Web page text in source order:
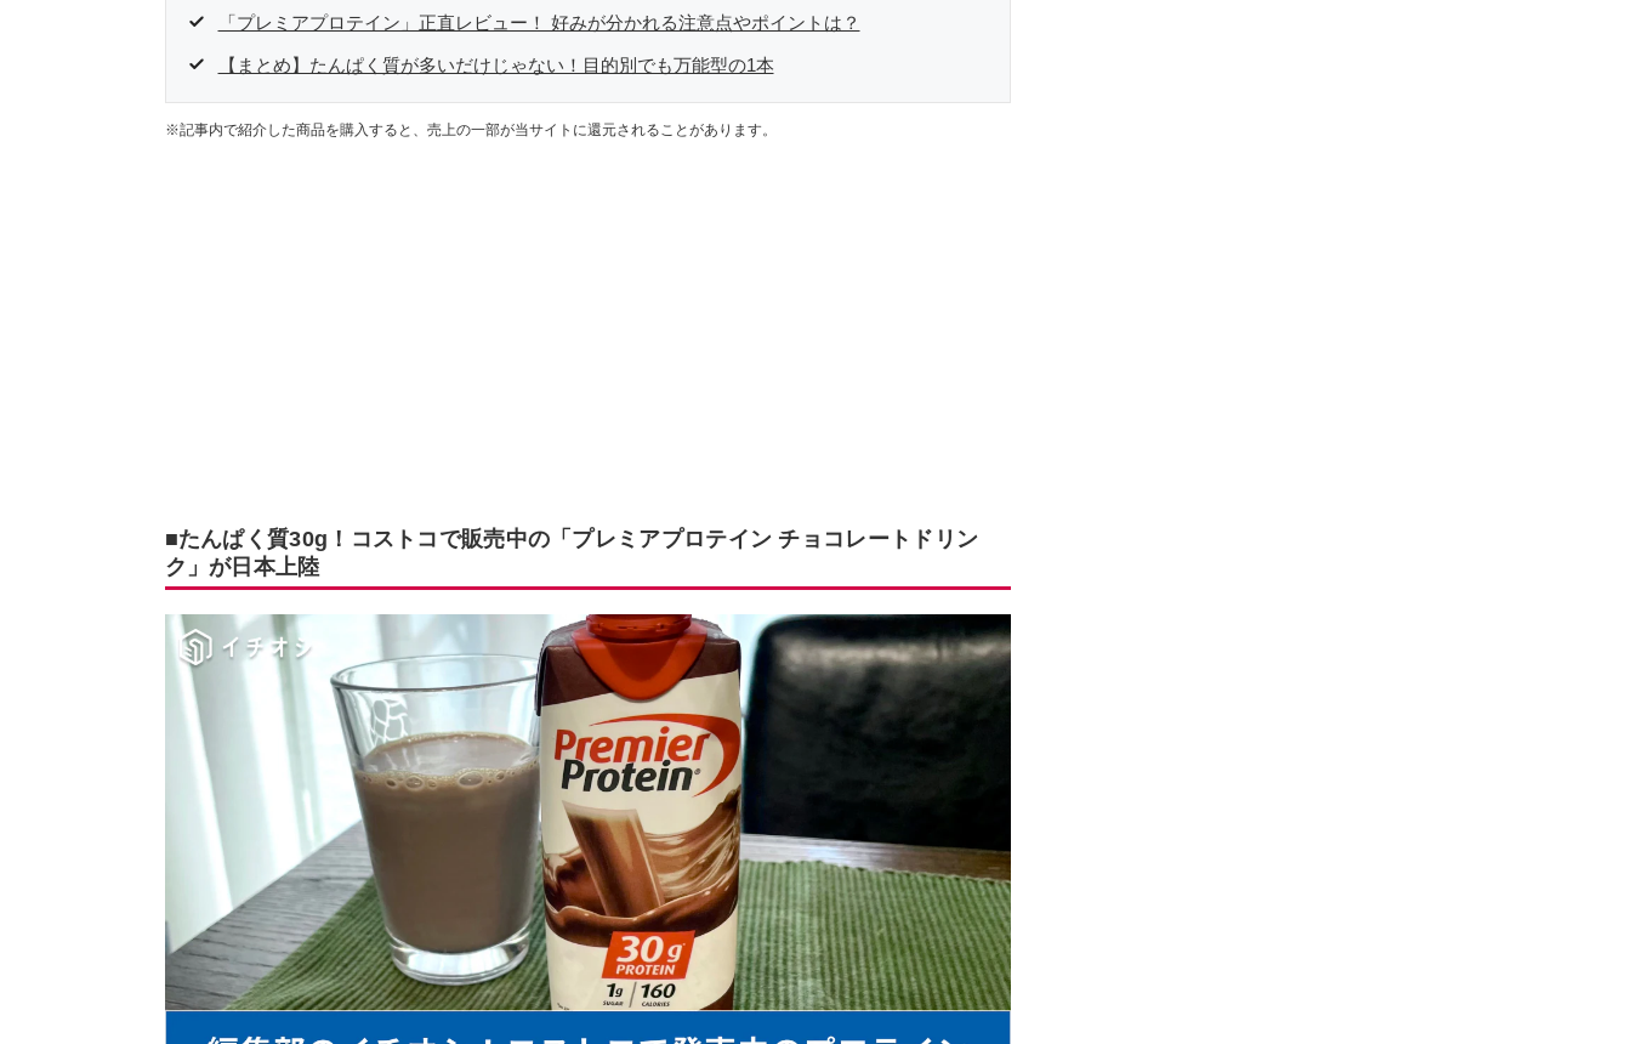
「プレミアプロテイン」正直レビュー！ 好みが分かれる注意点やポイントは？
【まとめ】たんぱく質が多いだけじゃない！目的別でも万能型の1本
※記事内で紹介した商品を購入すると、売上の一部が当サイトに還元されることがあります。
■たんぱく質30g！コストコで販売中の「プレミアプロテイン チョコレートドリン
ク」が日本上陸